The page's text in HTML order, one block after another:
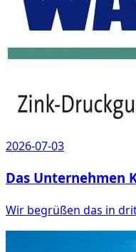
2026-07-03
Das Unternehmen
Wir begrüßen das in